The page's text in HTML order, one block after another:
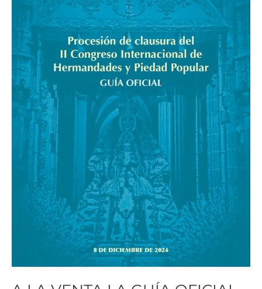
OFICIAL
DE
PROCESIÓN
DE
CLAUSURA
DEL
CONGRESO
HERMANDADES